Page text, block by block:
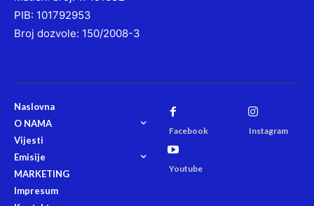
PIB: 101792953
Broj dozvole: 150/2008-3
Naslovna
O NAMA
Vijesti
Emisije
MARKETING
Impresum
Facebook Instagram
Youtube